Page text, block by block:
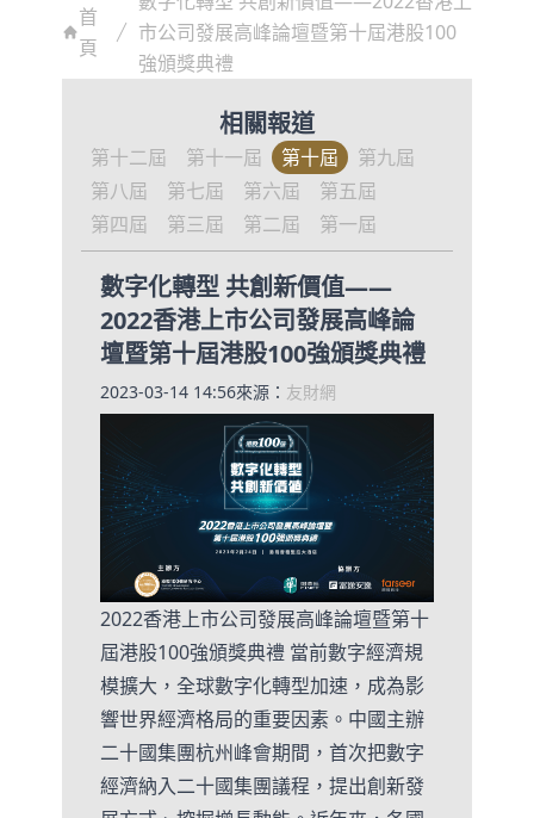
首
頁
市公司發展高峰論壇暨第十屆港股100
強頒獎典禮
相關報道
第十二屆 第十一屆 第十屆
第九屆
第八屆
第七屆 第六屆
第五屆
第四屆
第三屆 第二屆 第一屆
數字化轉型 共創新價值——
2022香港上市公司發展高峰論
壇暨第十屆港股100強頒獎典禮
2023-03-14 14:56來源： 友財網
2022香港上市公司發展高峰論壇暨第十
屆港股100強頒獎典禮 當前數字經濟規
模擴大，全球數字化轉型加速，成為影
響世界經濟格局的重要因素。中國主辦
二十國集團杭州峰會期間，首次把數字
經濟納入二十國集團議程，提出創新發